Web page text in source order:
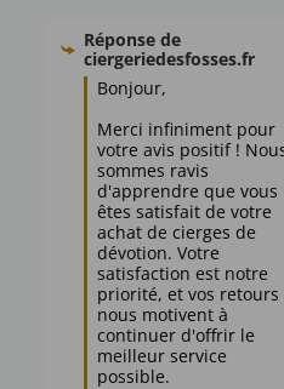
Réponse de
ciergeriedesfosses.fr
Bonjour,
Merci infiniment pour
votre avis positif !
sommes ravis
d'apprendre que vous
êtes satisfait de votre
achat de cierges de
dévotion. Votre
satisfaction est notre
priorité, et vos retours
nous motivent à
continuer d'offrir le
meilleur service
possible.